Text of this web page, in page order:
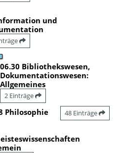
und
06.30 Bibliothekswesen,
Dokumentationswesen:
Allgemeines
2 Einträge
Philosophie 48 Einträge